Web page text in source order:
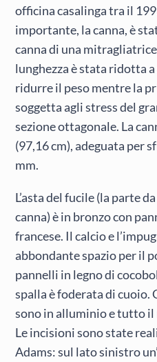
officina casalinga tra il
importante, la canna, è
canna di una mitragliatrice
lunghezza è stata ridotta
ridurre il peso mentre la
soggetta agli stress del
sezione ottagonale. La
(97,16 cm), adeguata per
mm.
L’asta del fucile (la parte
canna) è in bronzo con
francese. Il calcio e
abbondante spazio per il
pannelli in legno di
spalla è foderata di cuoio.
sono in alluminio e tutto
Le incisioni sono state
Adams: sul lato sinistro